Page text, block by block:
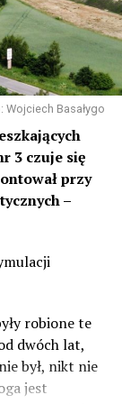
Wojciech Basałygo
3 czuje się
przy
–
robione te
dwóch lat,
był, nikt nie
jest